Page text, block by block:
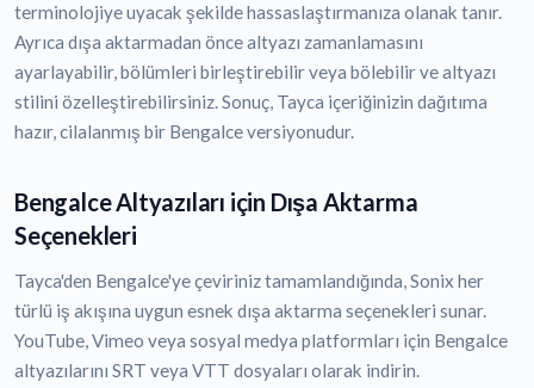
terminolojiye uyacak şekilde hassaslaştırmanıza olanak tanır.
Ayrıca dışa aktarmadan önce altyazı zamanlamasını
ayarlayabilir, bölümleri birleştirebilir veya bölebilir ve altyazı
stilini özelleştirebilirsiniz. Sonuç, Tayca içeriğinizin dağıtıma
hazır, cilalanmış bir Bengalce versiyonudur.
Bengalce Altyazıları için Dışa Aktarma
Seçenekleri
Tayca'den Bengalce'ye çeviriniz tamamlandığında, Sonix her
türlü iş akışına uygun esnek dışa aktarma seçenekleri sunar.
YouTube, Vimeo veya sosyal medya platformları için Bengalce
altyazılarını SRT veya VTT dosyaları olarak indirin.